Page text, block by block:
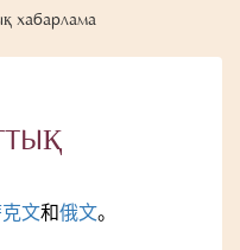
хабарлама
文和俄文。